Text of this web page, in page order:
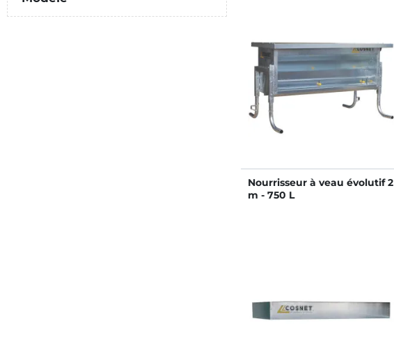
Nourrisseur à veau évolutif 2
m - 750 L